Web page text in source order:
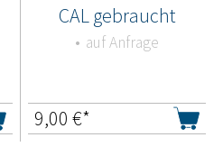
CAL gebraucht
auf Anfrage
9,00 €*